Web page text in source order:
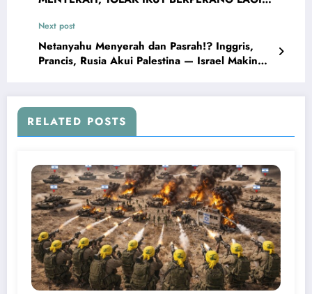
Next post
Netanyahu Menyerah dan Pasrah!? Inggris,
Prancis, Rusia Akui Palestina — Israel Makin
RELATED POSTS